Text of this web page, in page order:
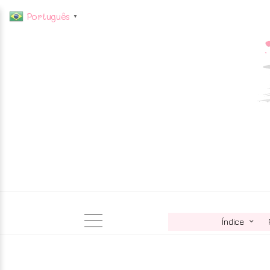
Índice
Português ▼